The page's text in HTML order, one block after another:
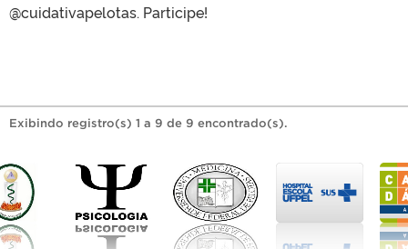
@cuidativapelotas. Participe!
Exibindo registro(s) 1 a 9 de 9 encontrado(s).